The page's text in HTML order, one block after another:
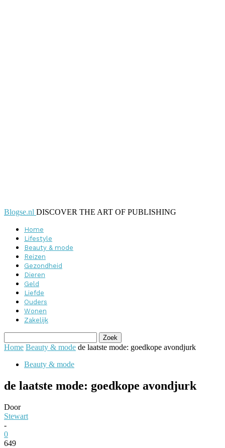
Blogse.nl DISCOVER THE ART OF PUBLISHING
Home
Lifestyle
Beauty & mode
Reizen
Gezondheid
Dieren
Geld
Liefde
Ouders
Wonen
Zakelijk
Home Beauty & mode de laatste mode: goedkope avondjurk
Beauty & mode
de laatste mode: goedkope avondjurk
Door
Stewart
-
0
649